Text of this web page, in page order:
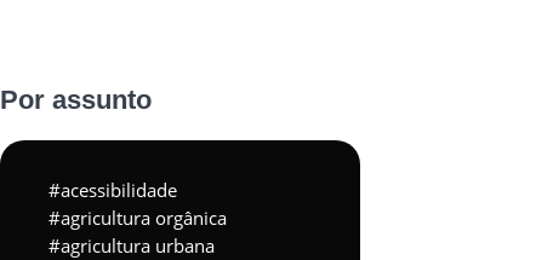
Por assunto
acessibilidade
agricultura orgânica
agricultura urbana